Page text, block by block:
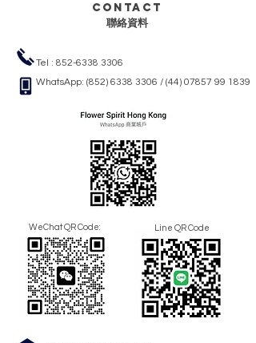
Contact
聯絡資料
Tel : 852-6338 3306
WhatsApp: (852) 6338 3306 / (44) 07857 99 1839
Line QR Code
WeChat QR Code: